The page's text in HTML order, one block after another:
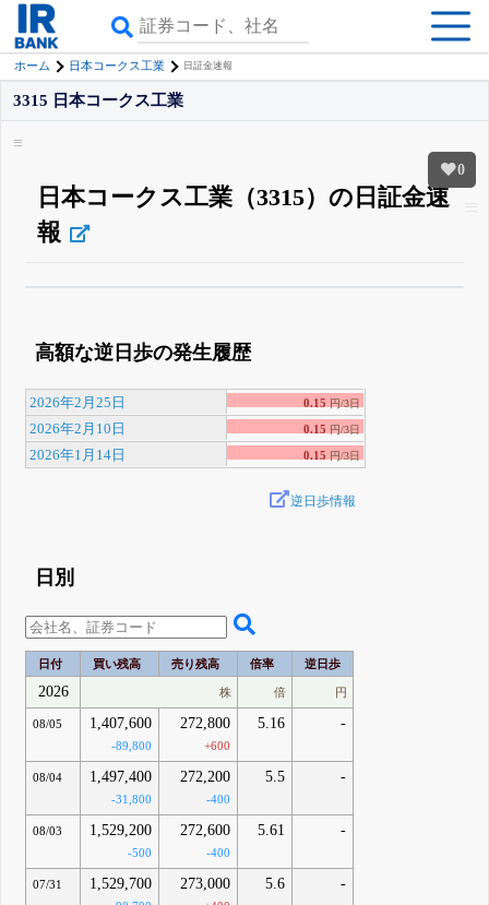
ホーム 日本コークス工業 日証金速報
0
3315 日本コークス工業
日本コークス工業（3315）の日証金速
報
登録すると永久30%OFFと米株版の先行利用も付きます
高額な逆日歩の発生履歴
2026年2月25日 0.15 円/3日
2026年2月10日 0.15 円/3日
2026年1月14日 0.15 円/3日
逆日歩情報
日別
日付 買い残高 売り残高 倍率 逆日歩
2026 株 倍 円
08/05 1,407,600
-89,800
272,800
+600
5.16 -
08/04 1,497,400
-31,800
272,200
-400
5.5 -
08/03 1,529,200
-500
272,600
-400
5.61 -
07/31 1,529,700 273,000 5.6 -